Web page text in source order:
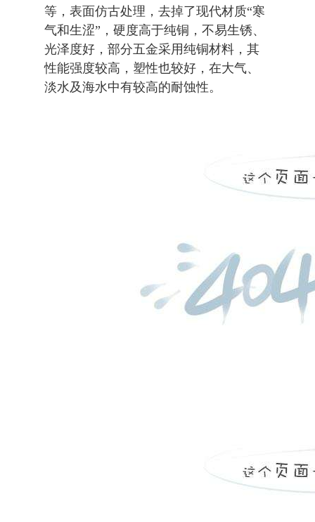
等，表面仿古处理，去掉了现代材质“寒
气和生涩”，硬度高于纯铜，不易生锈、
光泽度好，部分五金采用纯铜材料，其
性能强度较高，塑性也较好，在大气、
淡水及海水中有较高的耐蚀性。